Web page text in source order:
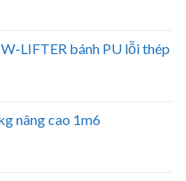
LIFTER bánh PU lỗi thép
nâng cao 1m6